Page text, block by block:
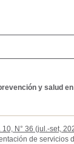
y salud
10, N° 36 (jul.-set,
de servicios